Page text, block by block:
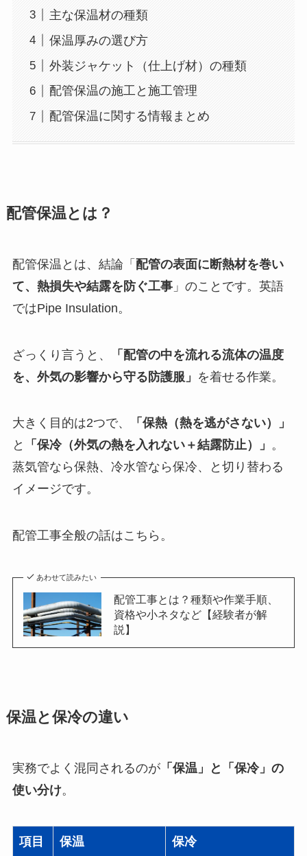
主な保温材の種類
保温厚みの選び方
外装ジャケット（仕上げ材）の種類
配管保温の施工と施工管理
配管保温に関する情報まとめ
配管保温とは？
配管保温とは、結論「 配管の表面に断熱材を巻い
て、熱損失や結露を防ぐ工事」のことです。英語
ではPipe Insulation。
ざっくり言うと、
「配管の中を流れる流体の温度
を、外気の影響から守る防護服」 を着せる作業。
大きく目的は2つで、
「保熱（熱を逃がさない）」
と
「保冷（外気の熱を入れない＋結露防止）」 。
蒸気管なら保熱、冷水管なら保冷、と切り替わる
イメージです。
配管工事全般の話はこちら。
あわせて読みたい
配管工事とは？種類や作業手順、
資格や小ネタなど【経験者が解
説】
保温と保冷の違い
実務でよく混同されるのが「保温」と「保冷」の
使い分け。
項目 保温 保冷